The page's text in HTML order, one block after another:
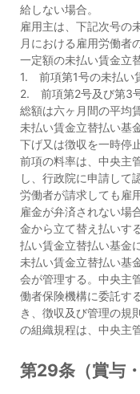
給しない場合。
雇用主は、下記次号の
月における雇用労働者
一定額の未払い賃金立
1. 前項第1号の未払い
2. 前項第2号及び第3
総額は六ヶ月間の平均
未払い賃金立替払い基
下げ又は徴収を一時停
前項の料率は、中央主
し、行政院に申請して
労働者が請求しても雇
雇金が弁済されない場
金から立て替え払いす
払い賃金立替払い基金
未払い賃金立替払い基
会が管理する。中央主
働者保険機構に委託す
き、徴収及び管理の規
の組織規程は、中央主
第29条（賞与